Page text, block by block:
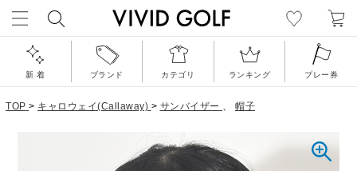
新 着 ブランド カテゴリ ランキング プレー券
TOP > キャロウェイ(Callaway) > サンバイザー 、 帽子